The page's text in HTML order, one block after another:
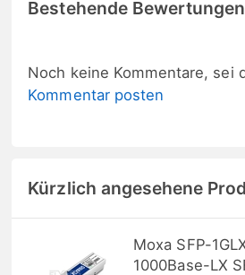
Bestehende Bewertungen
Noch keine Kommentare, sei
Kommentar posten
Kürzlich angesehene
Moxa SFP-
1000Base-LX